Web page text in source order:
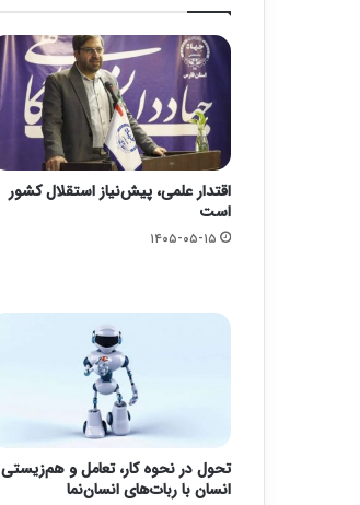
اقتدار علمی، پیش‌نیاز استقلال کشور
است
۱۴۰۵-۰۵-۱۵
تحول در نحوه کار، تعامل و هم‌زیستی
انسان با ربات‌های انسان‌نما